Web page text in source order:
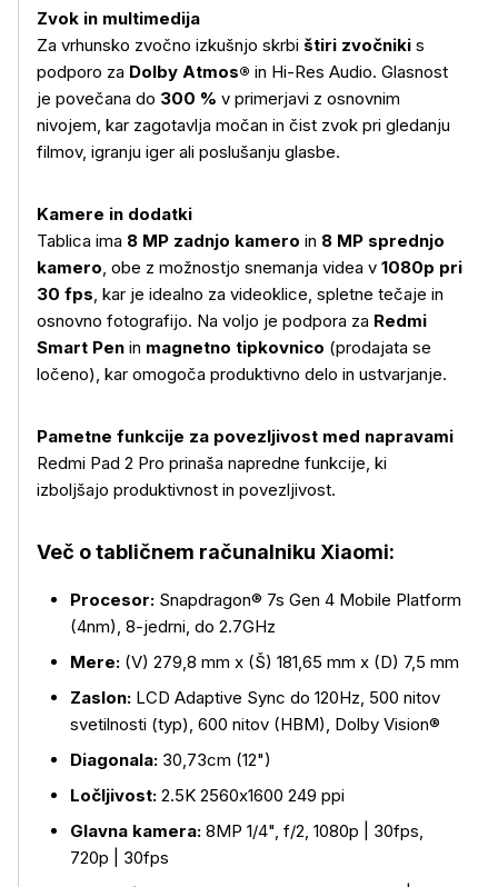
Več o izdelku
Zvok in multimedija
Za vrhunsko zvočno izkušnjo skrbi štiri zvočniki s
podporo za Dolby Atmos® in Hi-Res Audio. Glasnost
je povečana do 300 % v primerjavi z osnovnim
nivojem, kar zagotavlja močan in čist zvok pri gledanju
filmov, igranju iger ali poslušanju glasbe.
Kamere in dodatki
Tablica ima 8 MP zadnjo kamero in 8 MP sprednjo
kamero, obe z možnostjo snemanja videa v 1080p pri
30 fps, kar je idealno za videoklice, spletne tečaje in
osnovno fotografijo. Na voljo je podpora za Redmi
Smart Pen in magnetno tipkovnico (prodajata se
ločeno), kar omogoča produktivno delo in ustvarjanje.
Pametne funkcije za povezljivost med napravami
Redmi Pad 2 Pro prinaša napredne funkcije, ki
izboljšajo produktivnost in povezljivost.
Več o tabličnem računalniku Xiaomi:
Procesor: Snapdragon® 7s Gen 4 Mobile Platform
(4nm), 8-jedrni, do 2.7GHz
Mere: (V) 279,8 mm x (Š) 181,65 mm x (D) 7,5 mm
Zaslon: LCD Adaptive Sync do 120Hz, 500 nitov
svetilnosti (typ), 600 nitov (HBM), Dolby Vision®
Diagonala: 30,73cm (12")
Ločljivost: 2.5K 2560x1600 249 ppi
Glavna kamera: 8MP 1/4", f/2, 1080p | 30fps,
720p | 30fps